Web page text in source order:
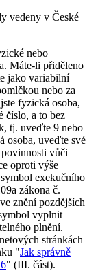
vedeny v České
nebo
Máte-li přiděleno
jako variabilní
nebo za
fyzická osoba,
číslo, a to bez
tj. uveďte 9 nebo
osoba, uveďte své
vůči
oproti výše
exekučního
zákona č.
znění pozdějších
vyplnit
plnění.
stránkách
"Jak správně
" (III. část).